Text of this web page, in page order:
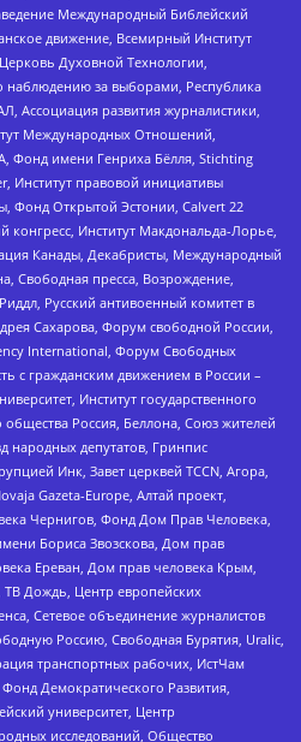
Международный Библейский
движение, Всемирный Институт
Духовной Технологии,
наблюдению за выборами, Республика
развития журналистики,
Международных Отношений,
имени Генриха Бёлля, Stichting
Институт правовой инициативы
Фонд Открытой Эстонии, Calvert 22
конгресс, Институт Макдональда-Лорье,
Канады, Декабристы, Международный
Свободная пресса, Возрождение,
Русский антивоенный комитет в
Сахарова, Форум свободной России,
International, Форум Свободных
с гражданским движением в России –
Институт государственного
Россия, Беллона, Союз жителей
народных депутатов, Гринпис
Инк, Завет церквей TCCN, Агора,
Gazeta-Europe, Алтай проект,
Чернигов, Фонд Дом Прав Человека,
Бориса Звозскова, Дом прав
Ереван, Дом прав человека Крым,
ТВ Дождь, Центр европейских
Сетевое объединение журналистов
Россию, Свободная Бурятия, Uralic,
транспортных рабочих, ИстЧам
Демократического Развития,
университет, Центр
исследований, Общество